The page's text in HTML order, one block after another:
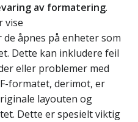
av formatering.
vise
åpnes på enheter som
Dette kan inkludere feil
eller problemer med
formatet, derimot, er
layouten og
Dette er spesielt viktig